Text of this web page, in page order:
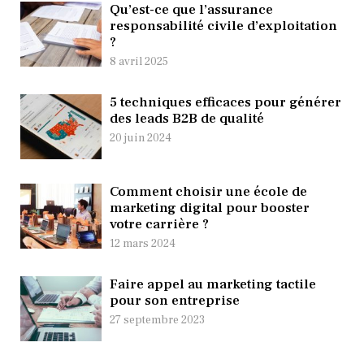
Qu’est-ce que l’assurance
responsabilité civile d’exploitation
?
8 avril 2025
5 techniques efficaces pour générer
des leads B2B de qualité
20 juin 2024
Comment choisir une école de
marketing digital pour booster
votre carrière ?
12 mars 2024
Faire appel au marketing tactile
pour son entreprise
27 septembre 2023